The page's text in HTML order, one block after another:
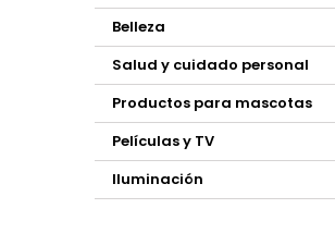
Belleza
Salud y cuidado personal
Productos para mascotas
Películas y TV
Iluminación